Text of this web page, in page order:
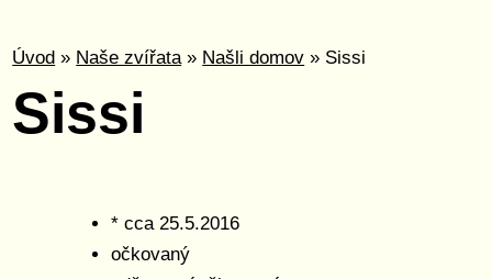
Úvod » Naše zvířata» Našli domov » Sissi
Sissi
* cca 25.5.2016
očkovaný